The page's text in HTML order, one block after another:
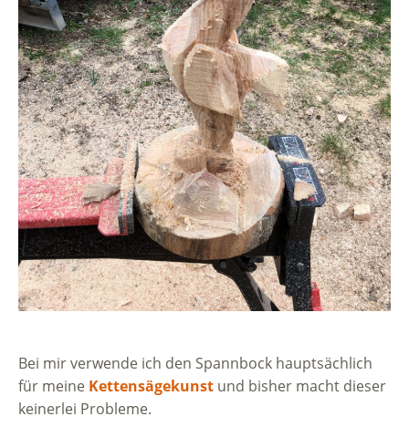
Bei mir verwende ich den Spannbock hauptsächlich
für meine Kettensägekunst und bisher macht dieser
keinerlei Probleme.